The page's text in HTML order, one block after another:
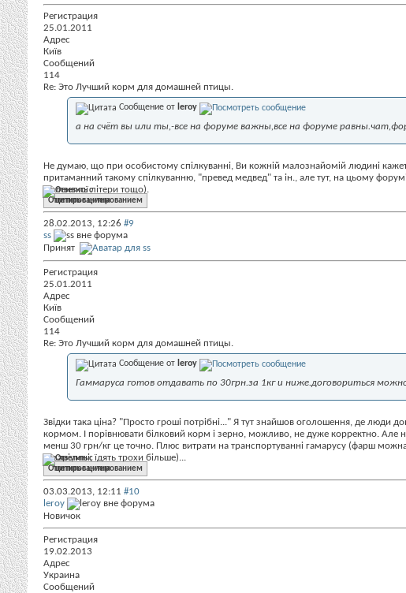
Регистрация
25.01.2011
Адрес
Київ
Сообщений
114
Re: Это Лучший корм для домашней птицы.
Сообщение от leroy
а на счёт вы или ты,-все на форуме важны,все на форуме
Не думаю, що при особистому спілкуванні, Ви кожній малознайомій людині
притаманний такому спілкуванню, "превед медвед" та ін., але тут, на цьому
маленької літери тощо).
Ответить с цитированием
28.02.2013, 12:26 #9
ss
Принят
Регистрация
25.01.2011
Адрес
Київ
Сообщений
114
Re: Это Лучший корм для домашней птицы.
Сообщение от leroy
Гаммаруса готов отдавать по 30грн.за 1кг и ниже.договориться
Звідки така ціна? "Просто гроші потрібні..." Я тут знайшов оголошення, де люди
кормом. І порівнювати білковий корм і зерно, можливо, не дуже корректно.
менш 30 грн/кг це точно. Плюс витрати на транспортуванні гамарусу (фарш
акваріумні, їдять трохи більше)...
Ответить с цитированием
03.03.2013, 12:11 #10
leroy
Новичок
Регистрация
19.02.2013
Адрес
Украина
Сообщений